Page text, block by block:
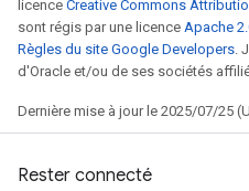
licence Creative Commons
sont régis par une licence Apache
Règles du site Google Developers .
d'Oracle et/ou de ses sociétés
Dernière mise à jour le 2025/07/25
Rester connecté